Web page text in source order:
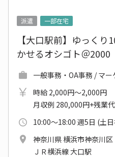
派遣
一部在宅
【大口駅前】ゆっく
かせるオシゴト＠2000
一般事務・OA事務 / マ
時給 2,000円～2,000円
月収例 280,000円+残業代
10:00～18:00 週5日 (土
神奈川県 横浜市神奈川区
ＪＲ横浜線 大口駅